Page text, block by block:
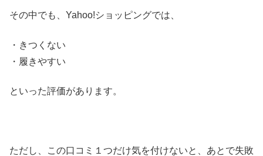
その中でも、Yahoo!ショッピングでは、
・きつくない
・履きやすい
といった評価があります。
ただし、この口コミ１つだけ気を付けないと、あとで失敗